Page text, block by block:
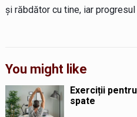
și răbdător cu tine, iar
You might like
Exerciții
spate